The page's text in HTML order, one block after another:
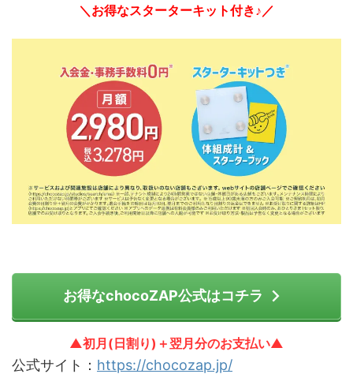
＼お得なスターターキット付き♪／
お得なchocoZAP公式はコチラ
▲初月(日割り)＋翌月分のお支払い▲
公式サイト： https://chocozap.jp/